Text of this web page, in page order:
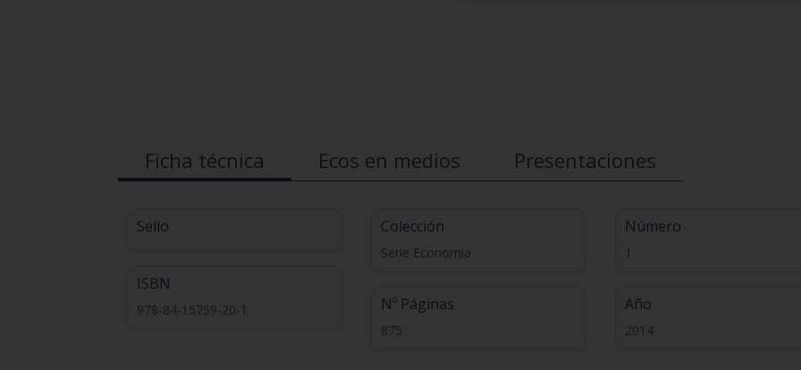
Ficha técnica Ecos en medios Presentaciones
Sello
ISBN
978-84-15759-20-1
Colección
Serie Economia
Nº Páginas
875
Número
1
Año
2014